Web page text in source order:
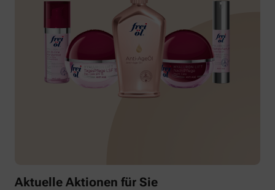
Aktuelle Aktionen für Sie